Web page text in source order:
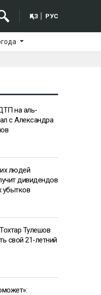
ҚАЗ РУС
на аль-
с Александра
людей
дивидендов
убытков
Тулешов
свой 21-летний